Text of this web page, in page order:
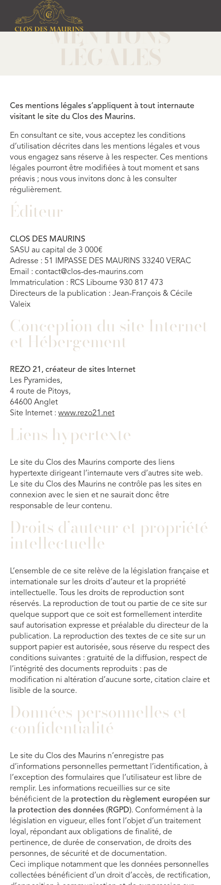
MENTIONS
Ces mentions légales s’appliquent à tout internaute
visitant le site du Clos des Maurins.
En consultant ce site, vous acceptez les conditions
d’utilisation décrites dans les mentions légales et vous
vous engagez sans réserve à les respecter. Ces mentions
légales pourront être modifiées à tout moment et sans
préavis ; nous vous invitons donc à les consulter
régulièrement.
Éditeur
CLOS DES MAURINS
SASU au capital de 3 000€
Adresse : 51 IMPASSE DES MAURINS 33240 VERAC
Email : contact@clos-des-maurins.com
Immatriculation : RCS Libourne 930 817 473
Directeurs de la publication : Jean-François & Cécile
Valeix
Conception du site Internet
et Hébergement
REZO 21, créateur de sites Internet
Les Pyramides,
4 route de Pitoys,
64600 Anglet
Site Internet : www.rezo21.net
Liens hypertexte
Le site du Clos des Maurins comporte des liens
hypertexte dirigeant l’internaute vers d’autres site web.
Le site du Clos des Maurins ne contrôle pas les sites en
connexion avec le sien et ne saurait donc être
responsable de leur contenu.
Droits d’auteur et propriété
intellectuelle
L’ensemble de ce site relève de la législation française et
internationale sur les droits d’auteur et la propriété
intellectuelle. Tous les droits de reproduction sont
réservés. La reproduction de tout ou partie de ce site sur
quelque support que ce soit est formellement interdite
sauf autorisation expresse et préalable du directeur de la
publication. La reproduction des textes de ce site sur un
support papier est autorisée, sous réserve du respect des
conditions suivantes : gratuité de la diffusion, respect de
l’intégrité des documents reproduits : pas de
modification ni altération d’aucune sorte, citation claire et
lisible de la source.
Données personnelles et
confidentialité
Le site du Clos des Maurins n’enregistre pas
d’informations personnelles permettant l’identification, à
l’exception des formulaires que l’utilisateur est libre de
remplir. Les informations recueillies sur ce site
bénéficient de la protection du règlement européen sur
la protection des données (RGPD). Conformément à la
législation en vigueur, elles font l’objet d’un traitement
loyal, répondant aux obligations de finalité, de
pertinence, de durée de conservation, de droits des
personnes, de sécurité et de documentation.
Ceci implique notamment que les données personnelles
collectées bénéficient d’un droit d’accès, de rectification,